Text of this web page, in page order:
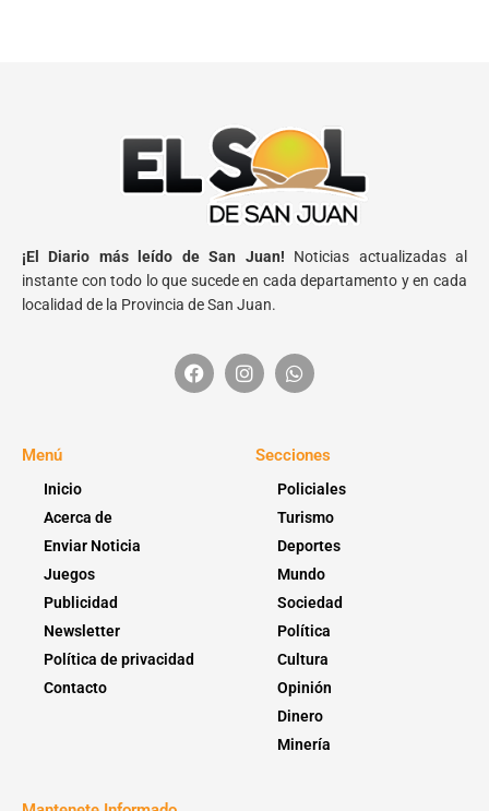
¡El Diario más leído de San Juan! Noticias actualizadas al
instante con todo lo que sucede en cada departamento y en cada
localidad de la Provincia de San Juan.
Menú
Inicio
Acerca de
Enviar Noticia
Juegos
Publicidad
Newsletter
Política de privacidad
Contacto
Secciones
Policiales
Turismo
Deportes
Mundo
Sociedad
Política
Cultura
Opinión
Dinero
Minería